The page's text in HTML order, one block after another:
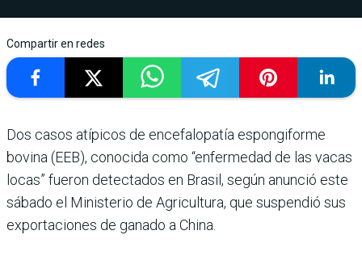
Compartir en redes
Dos casos atípicos de encefalopatía espongiforme
bovina (EEB), conocida como “enfermedad de las vacas
locas” fueron detectados en Brasil, según anunció este
sábado el Ministerio de Agricultura, que suspendió sus
exportaciones de ganado a China.